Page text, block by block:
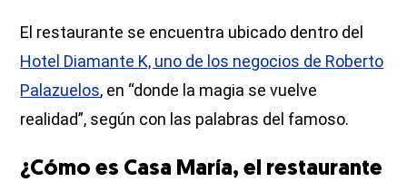
El restaurante se encuentra ubicado dentro del
Hotel Diamante K, uno de los negocios de Roberto
Palazuelos, en “donde la magia se vuelve
realidad”, según con las palabras del famoso.
¿Cómo es Casa María, el restaurante